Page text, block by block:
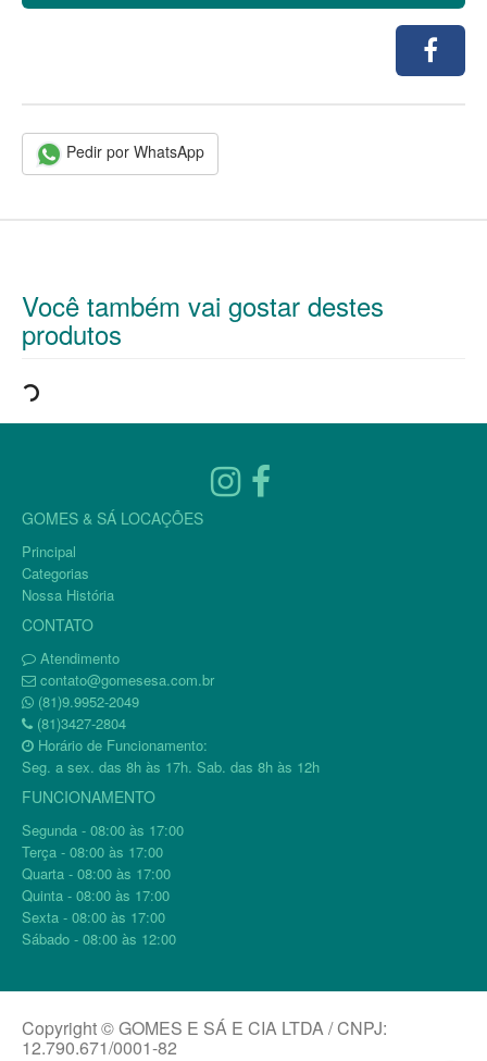
Pedir por WhatsApp
Você também vai gostar destes
produtos
GOMES & SÁ LOCAÇÕES
Principal
Categorias
Nossa História
CONTATO
Atendimento
contato@gomesesa.com.br
(81)9.9952-2049
(81)3427-2804
Horário de Funcionamento:
Seg. a sex. das 8h às 17h. Sab. das 8h às 12h
FUNCIONAMENTO
Segunda - 08:00 às 17:00
Terça - 08:00 às 17:00
Quarta - 08:00 às 17:00
Quinta - 08:00 às 17:00
Sexta - 08:00 às 17:00
Sábado - 08:00 às 12:00
Copyright © GOMES E SÁ E CIA LTDA / CNPJ:
12.790.671/0001-82